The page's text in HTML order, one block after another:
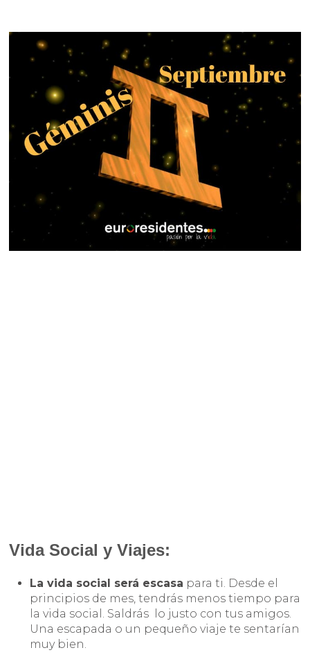
Vida Social y Viajes:
La vida social será escasa para ti. Desde el
principios de mes, tendrás menos tiempo para
la vida social. Saldrás lo justo con tus amigos.
Una escapada o un pequeño viaje te sentarían
muy bien.